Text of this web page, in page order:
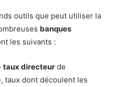
outils que peut utiliser la
banques
les suivants :
taux directeur de
taux dont découlent les